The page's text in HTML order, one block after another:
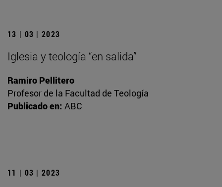
13 | 03 | 2023
Iglesia y teología “en salida”
Ramiro Pellitero
Profesor de la Facultad de Teología
Publicado en: ABC
11 | 03 | 2023